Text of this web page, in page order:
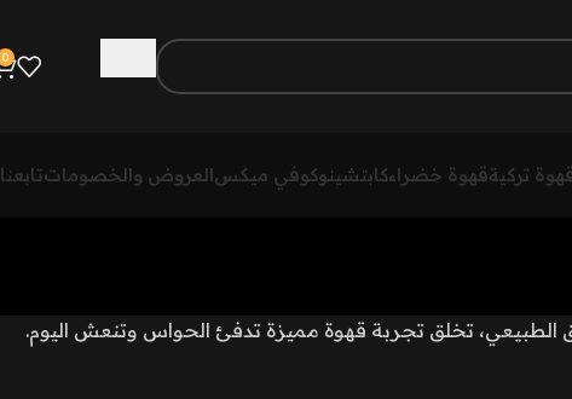
0
تركيةقهوة خضراءكابتشينوكوفي ميكسالعروض والخصوماتتابعنا
تخلق تجربة قهوة مميزة تدفئ الحواس وتنعش اليوم.